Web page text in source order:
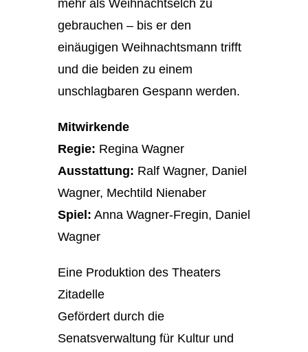
mehr als Weihnachtselch zu
gebrauchen – bis er den
einäugigen Weihnachtsmann trifft
und die beiden zu einem
unschlagbaren Gespann werden.
Mitwirkende
Regie: Regina Wagner
Ausstattung: Ralf Wagner, Daniel
Wagner, Mechtild Nienaber
Spiel: Anna Wagner-Fregin, Daniel
Wagner
Eine Produktion des Theaters
Zitadelle
Gefördert durch die
Senatsverwaltung für Kultur und